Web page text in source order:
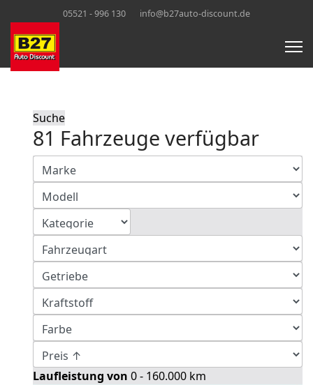
05521 - 996 130 info@b27auto-discount.de
Suche
81 Fahrzeuge verfügbar
Laufleistung von 0 - 160.000 km